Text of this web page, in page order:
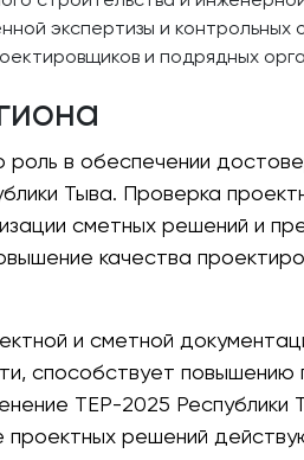
экспертизы и контрольных
и подрядных
роль в обеспечении
Тыва. Проверка
сметных решений и
качества
и сметной
способствует
ТЕР-2025
решений